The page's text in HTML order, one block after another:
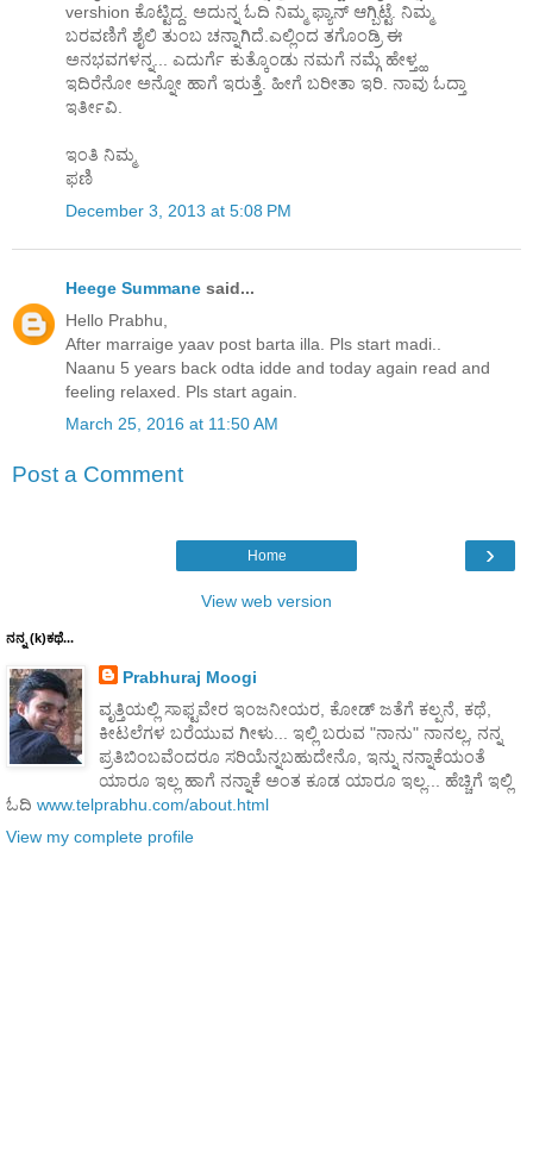
vershion ಕೊಟ್ಟಿದ್ದ. ಅದುನ್ನ ಓದಿ ನಿಮ್ಮ ಫ್ಯಾನ್ ಆಗ್ಬಿಟ್ಟೆ. ನಿಮ್ಮ
ಬರವಣಿಗೆ ಶೈಲಿ ತುಂಬ ಚನ್ನಾಗಿದೆ.ಎಲ್ಲಿಂದ ತಗೊಂಡ್ರಿ ಈ
ಅನಭವಗಳನ್ನ... ಎದುರ್ಗೆ ಕುತ್ಕೊಂಡು ನಮಗೆ ನಮ್ಗೆ ಹೇಳ್ತ್ಹ
ಇದಿರೆನೋ ಅನ್ನೋ ಹಾಗೆ ಇರುತ್ತೆ. ಹೀಗೆ ಬರೀತಾ ಇರಿ. ನಾವು ಓದ್ತಾ
ಇರ್ತೀವಿ.
ಇಂತಿ ನಿಮ್ಮ
ಫಣಿ
December 3, 2013 at 5:08 PM
Heege Summane said...
Hello Prabhu,
After marraige yaav post barta illa. Pls start madi..
Naanu 5 years back odta idde and today again read and
feeling relaxed. Pls start again.
March 25, 2016 at 11:50 AM
Post a Comment
›
Home
View web version
ನನ್ನ (k)ಕಥೆ...
Prabhuraj Moogi
ವೃತ್ತಿಯಲ್ಲಿ ಸಾಫ್ಟವೇರ ಇಂಜನೀಯರ, ಕೋಡ್ ಜತೆಗೆ ಕಲ್ಪನೆ, ಕಥೆ,
ಕೀಟಲೆಗಳ ಬರೆಯುವ ಗೀಳು... ಇಲ್ಲಿ ಬರುವ "ನಾನು" ನಾನಲ್ಲ, ನನ್ನ
ಪ್ರತಿಬಿಂಬವೆಂದರೂ ಸರಿಯೆನ್ನಬಹುದೇನೊ, ಇನ್ನು ನನ್ನಾಕೆಯಂತೆ
ಯಾರೂ ಇಲ್ಲ ಹಾಗೆ ನನ್ನಾಕೆ ಅಂತ ಕೂಡ ಯಾರೂ ಇಲ್ಲ... ಹೆಚ್ಚಿಗೆ ಇಲ್ಲಿ
ಓದಿ www.telprabhu.com/about.html
View my complete profile